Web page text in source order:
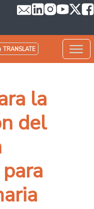
TRANSLATE
la
del